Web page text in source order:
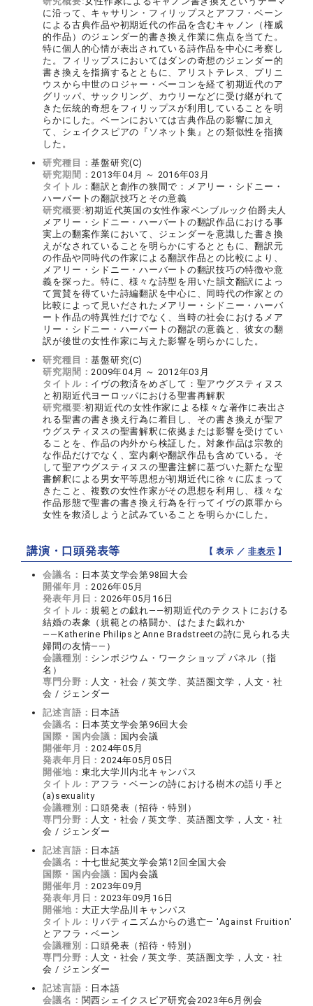
に沿って、キャサリン・フィリップスとアフフ・ベーン
による古典作品や初期近代の作品を含むキャノン（権威
的作品）のジェンダー的書き換え作業に焦点を当てた。
特に個人的心情が表出されている詩作品を中心に考察し
た。フィリップスにおいてはダンの奇想のジェンダー的
書き換えを指摘するとともに、アリストテレス、プリニ
ウスから中世のロジャー・ベーコンを経て初期近代のア
グリッパ、サックリング、カウリーなどに受け継がれて
きた伝統的奇想をフィリップスが利用していることを明
らかにした。ベーンにおいては古典作品の影響に加え
て、シェイクスピアの『ソネット集』との類似性を指摘
した。
研究種目：基盤研究(C)
研究期間：2013年04月 ～ 2016年03月
タイトル：翻訳と創作の狭間で：メアリー・シドニー・
ハーバートの翻訳技巧とその意義
研究概要:初期近代英国の女性作家ペンブルック伯爵夫人
メアリー・シドニー・ハーバートの翻訳作品における事
実上の翻案作業において、ジェンダーを意識した書き換
えがなされていることを明らかにするとともに、翻訳元
の作品や同時代の作家による翻訳作品との比較により、
メアリー・シドニー・ハーバートの翻訳技巧の特徴や意
義を探った。特に、様々な詩型を用いた韻文翻訳によっ
て賞賛を得ていた詩編翻訳を中心に、同時代の作家との
比較によって見いだされたメアリー・シドニー・ハーバ
ート作品の特異性だけでなく、当時の社会におけるメア
リー・シドニー・ハーバートの翻訳の意義と、彼女の翻
訳が後世の女性作家に与えた影響を明らかにした。
研究種目：基盤研究(C)
研究期間：2009年04月 ～ 2012年03月
タイトル： イヴの救済をめざして：聖アウグスティヌス
と初期近代ヨーロッパにおける聖書再解釈
研究概要:初期近代の女性作家による様々な著作に表出さ
れる聖書の書き換え行為に着目し、その書き換えが聖ア
ウグスティヌスの聖書解釈に依拠または影響を受けてい
ることを、作品の内外から検証した。対象作品は宗教的
な作品だけでなく、室内劇や翻訳作品も含めている。そ
して聖アウグスティヌスの聖書注解に基づいた新たな聖
書解釈による男女平等思想が初期近代に徐々に広まって
きたこと、複数の女性作家がその思想を利用し、様々な
作品形態で聖書の書き換え行為を行ってイヴの原罪から
女性を救済しようと試みていることを明らかにした。
講演・口頭発表等 【 表示 ／非表示 】
会議名： 日本英文学会第98回大会
開催年月：2026年05月
発表年月日：2026年05月16日
タイトル：規範との戯れ――初期近代のテクストにおける
結婚の表象（規範との格闘か、はたまた戯れか
――Katherine PhilipsとAnne Bradstreetの詩に見られる夫
婦間の友情――）
会議種別： シンポジウム・ワークショップ パネル（指
名）
専門分野： 人文・社会 / 英文学、英語圏文学，人文・社
会 / ジェンダー
記述言語： 日本語
会議名： 日本英文学会第96回大会
国際・国内会議： 国内会議
開催年月：2024年05月
発表年月日：2024年05月05日
開催地： 東北大学川内北キャンパス
タイトル： アフラ・ベーンの詩における樹木の語り手と
(a)sexuality
会議種別： 口頭発表（招待・特別）
専門分野： 人文・社会 / 英文学、英語圏文学，人文・社
会 / ジェンダー
記述言語： 日本語
会議名： 十七世紀英文学会第12回全国大会
国際・国内会議： 国内会議
開催年月：2023年09月
発表年月日：2023年09月16日
開催地： 大正大学品川キャンパス
タイトル： リバティニズムからの逃亡― 'Against Fruition'
とアフラ・ベーン
会議種別： 口頭発表（招待・特別）
専門分野： 人文・社会 / 英文学、英語圏文学，人文・社
会 / ジェンダー
記述言語： 日本語
会議名： 関西シェイクスピア研究会2023年6月例会